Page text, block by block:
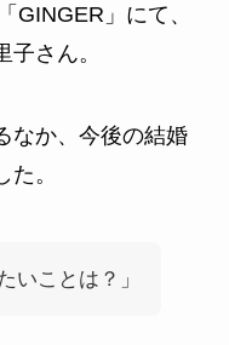
GINGER」にて、
さん。
なか、今後の結婚
。
いことは？」